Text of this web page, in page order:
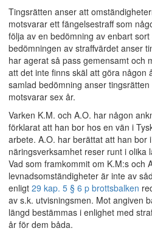
Tingsrätten anser att
motsvarar ett fängelsestraff som
följa av en bedömning av enbart
bedömningen av straffvärdet anser
har agerat så pass gemensamt och
att det inte finns skäl att göra någon
samlad bedömning anser
motsvarar sex år.
Varken K.M. och A.O. har någon
förklarat att han bor hos en vän i
arbete. A.O. har berättat att han bor
näringsverksamhet reser runt i olika
Vad som framkommit om K.M:s och
levnadsomständigheter är inte av
enligt 29 kap. 5 § 6 p brottsbalken
av s.k. utvisningsmen. Mot angiven
längd bestämmas i enlighet med
år för dem båda.